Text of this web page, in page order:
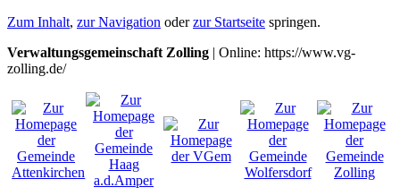
Zum Inhalt, zur Navigation oderzur Startseite springen.
Verwaltungsgemeinschaft Zolling | Online: https://www.vg-
zolling.de/